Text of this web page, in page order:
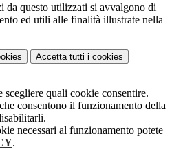
da questo utilizzati si avvalgono di
ed utili alle finalità illustrate nella
Accetta tutti i cookies
scegliere quali cookie consentire.
consentono il funzionamento della
necessari al funzionamento potete
.